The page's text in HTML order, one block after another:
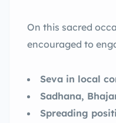
On this sacred
encouraged to
Seva in local
Sadhana,
Spreading